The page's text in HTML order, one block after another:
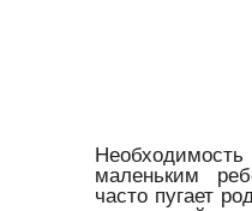
маленьким
часто пугает